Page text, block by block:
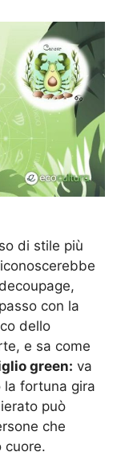
di stile più
con la
dello
e sa come
green: va
la fortuna gira
può
che
cuore.